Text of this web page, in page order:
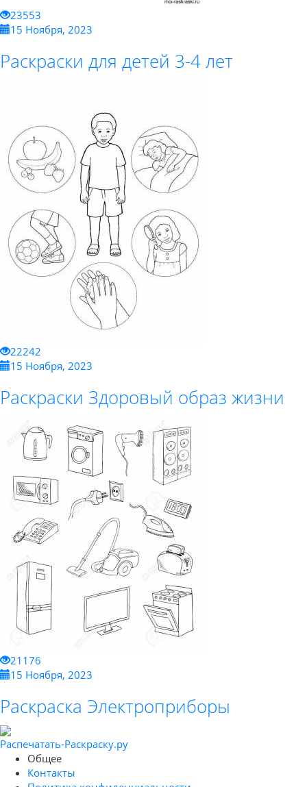
23553
15 Ноября, 2023
Раскраски для детей 3-4 лет
22242
15 Ноября, 2023
Раскраски Здоровый образ жизни
21176
15 Ноября, 2023
Раскраска Электроприборы
Распечатать-Раскраску.ру
Общее
Контакты